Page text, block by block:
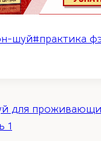
шуй#практика
для
1